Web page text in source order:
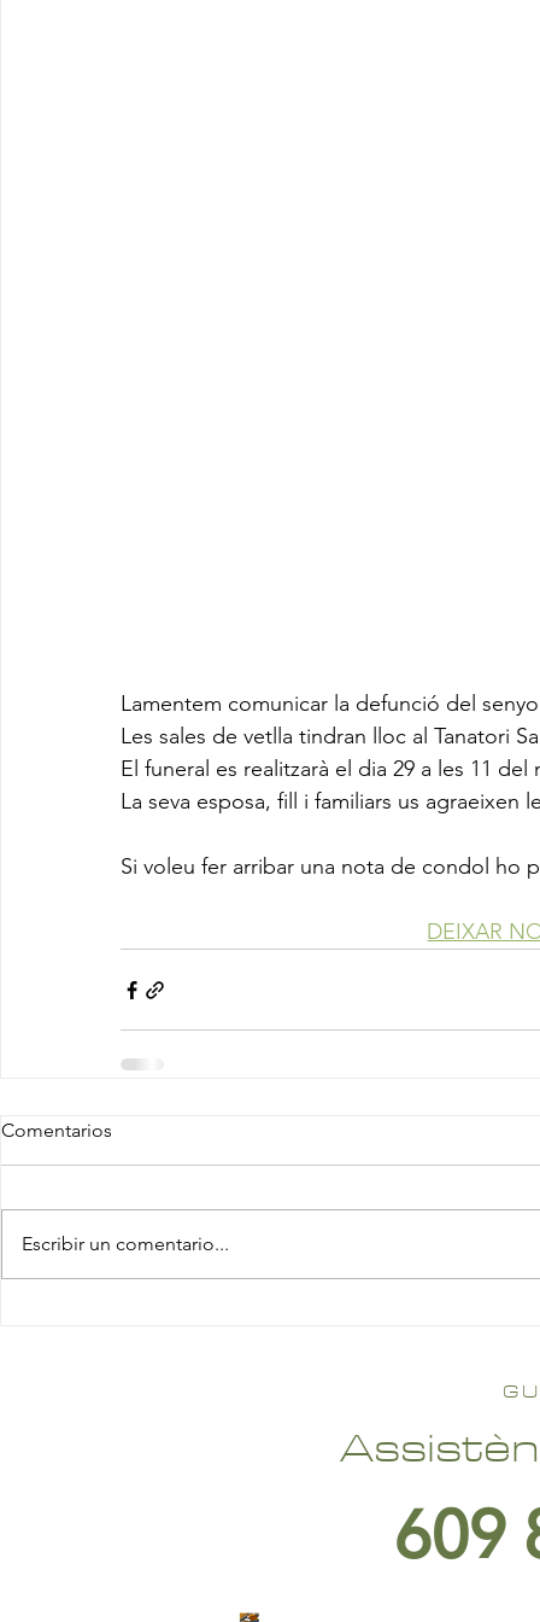
Lamentem comunicar la defunció del
Les sales de vetlla tindran lloc al Tanatori
El funeral es realitzarà el dia 29 a les 11
La seva esposa, fill i familiars us
Si voleu fer arribar una nota de condol ho
DEIXAR
Comentarios
Escribir un comentario...
609